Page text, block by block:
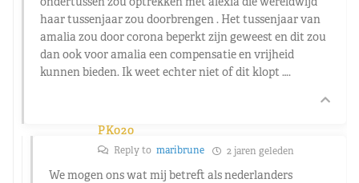
haar tussenjaar zou doorbrengen . Het tussenjaar van
amalia zou door corona beperkt zijn geweest en dit zou
dan ook voor amalia een compensatie en vrijheid
kunnen bieden. Ik weet echter niet of dit klopt ….
PK020
Reply to maribrune 2 jaren geleden
We mogen ons wat mij betreft als nederlanders